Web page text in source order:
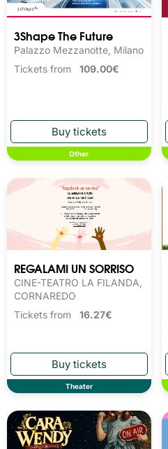
3Shape The Future
Palazzo Mezzanotte, Milano
Tickets from 109.00€
Other
REGALAMI UN SORRISO
CINE-TEATRO LA FILANDA,
CORNAREDO
Tickets from 16.27€
Theater